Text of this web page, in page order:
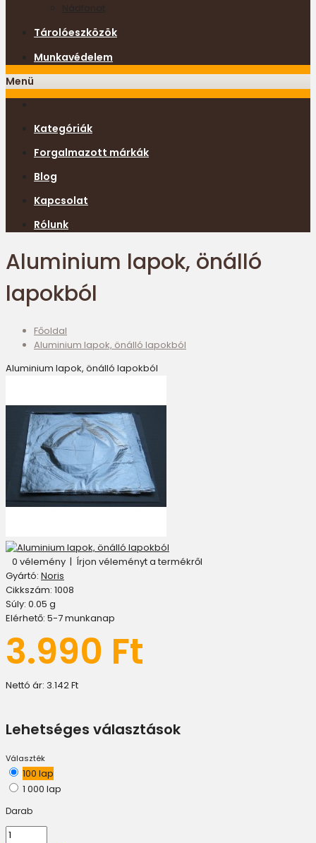
Tárolóeszközök
Munkavédelem
Menü
Kategóriák
Forgalmazott márkák
Blog
Kapcsolat
Rólunk
Aluminium lapok, önálló
lapokból
Főoldal
Aluminium lapok, önálló lapokból
Aluminium lapok, önálló lapokból
0 vélemény | Írjon véleményt a termékről
Gyártó: Noris
Cikkszám: 1008
Súly: 0.05 g
Elérhető: 5-7 munkanap
3.990 Ft
Nettó ár: 3.142 Ft
Lehetséges választások
Választék
100 lap
1 000 lap
Darab